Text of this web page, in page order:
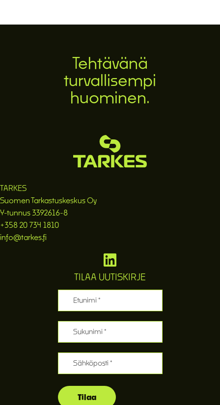
Tehtävänä
turvallisempi
huominen.
TARKES
Suomen Tarkastuskeskus Oy
Y-tunnus 3392616-8
+358 20 734 1810
info@tarkes.fi
TILAA UUTISKIRJE
Etunimi
Sukunimi
Sähköposti